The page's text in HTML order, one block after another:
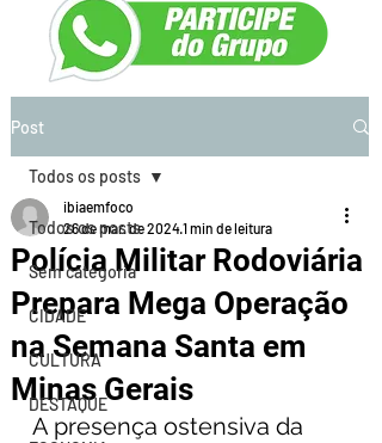
Post
Todos os posts
Sem categoria
CIDADE
CULTURA
DESTAQUE
Todos os posts
Polícia Militar Rodoviária
Prepara Mega Operação
na Semana Santa em
Minas Gerais
ibiaemfoco
26 de mar. de 20241 min de leitura
A presença ostensiva da